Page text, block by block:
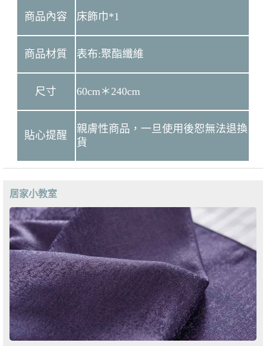
商品內容 床飾巾*1
商品材質 表布:聚酯纖維
尺寸 60cm＊240cm
貼心提醒
親膚性商品，一旦使用後恕無法退換
貨
居家小教室